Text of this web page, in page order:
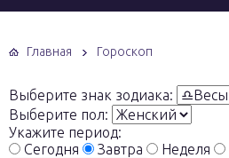
Главная Гороскоп
Выберите знак зодиака:
Выберите пол:
Укажите период:
Сегодня
Завтра Неделя